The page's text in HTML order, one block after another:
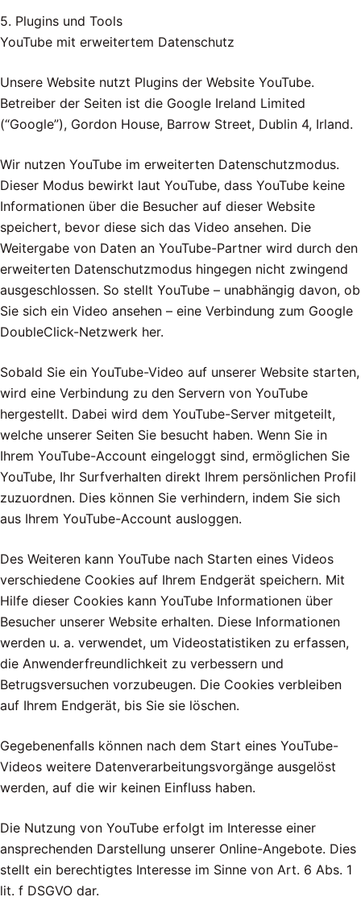
5. Plugins und Tools
YouTube mit erweitertem Datenschutz
Unsere Website nutzt Plugins der Website YouTube.
Betreiber der Seiten ist die Google Ireland Limited
(“Google”), Gordon House, Barrow Street, Dublin 4, Irland.
Wir nutzen YouTube im erweiterten Datenschutzmodus.
Dieser Modus bewirkt laut YouTube, dass YouTube keine
Informationen über die Besucher auf dieser Website
speichert, bevor diese sich das Video ansehen. Die
Weitergabe von Daten an YouTube-Partner wird durch den
erweiterten Datenschutzmodus hingegen nicht zwingend
ausgeschlossen. So stellt YouTube – unabhängig davon, ob
Sie sich ein Video ansehen – eine Verbindung zum Google
DoubleClick-Netzwerk her.
Sobald Sie ein YouTube-Video auf unserer Website starten,
wird eine Verbindung zu den Servern von YouTube
hergestellt. Dabei wird dem YouTube-Server mitgeteilt,
welche unserer Seiten Sie besucht haben. Wenn Sie in
Ihrem YouTube-Account eingeloggt sind, ermöglichen Sie
YouTube, Ihr Surfverhalten direkt Ihrem persönlichen Profil
zuzuordnen. Dies können Sie verhindern, indem Sie sich
aus Ihrem YouTube-Account ausloggen.
Des Weiteren kann YouTube nach Starten eines Videos
verschiedene Cookies auf Ihrem Endgerät speichern. Mit
Hilfe dieser Cookies kann YouTube Informationen über
Besucher unserer Website erhalten. Diese Informationen
werden u. a. verwendet, um Videostatistiken zu erfassen,
die Anwenderfreundlichkeit zu verbessern und
Betrugsversuchen vorzubeugen. Die Cookies verbleiben
auf Ihrem Endgerät, bis Sie sie löschen.
Gegebenenfalls können nach dem Start eines YouTube-
Videos weitere Datenverarbeitungsvorgänge ausgelöst
werden, auf die wir keinen Einfluss haben.
Die Nutzung von YouTube erfolgt im Interesse einer
ansprechenden Darstellung unserer Online-Angebote. Dies
stellt ein berechtigtes Interesse im Sinne von Art. 6 Abs. 1
lit. f DSGVO dar.